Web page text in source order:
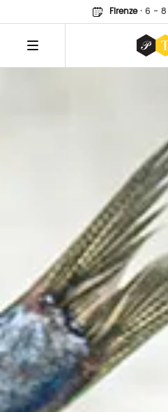
Firenze· 6 - 8